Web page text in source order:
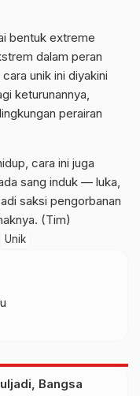
bentuk extreme
dalam peran
unik ini diyakini
keturunannya,
perairan
cara ini juga
sang induk — luka,
saksi pengorbanan
(Tim)
Unik
Bangsa